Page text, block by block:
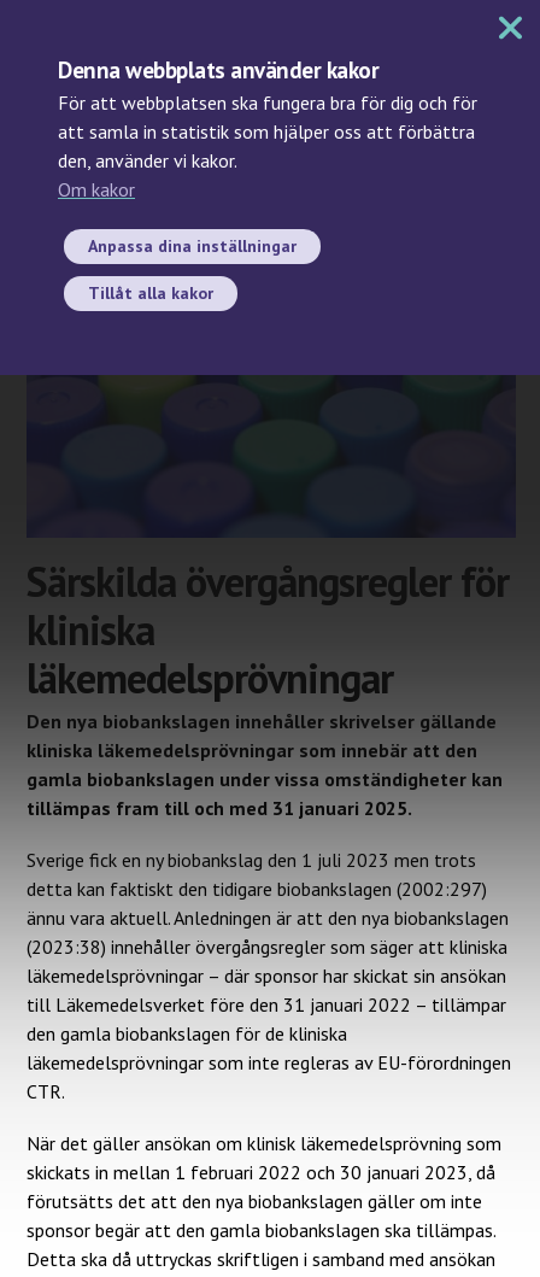
Denna webbplats använder kakor
För att webbplatsen ska fungera bra för dig och för
att samla in statistik som hjälper oss att förbättra
den, använder vi kakor.
Om kakor
Anpassa dina inställningar
Tillåt alla kakor
2023-10-03
Särskilda övergångsregler för
kliniska
läkemedelsprövningar
Den nya biobankslagen innehåller skrivelser gällande
kliniska läkemedelsprövningar som innebär att den
gamla biobankslagen under vissa omständigheter kan
tillämpas fram till och med 31 januari 2025.
Sverige fick en ny biobankslag den 1 juli 2023 men trots
detta kan faktiskt den tidigare biobankslagen (2002:297)
ännu vara aktuell. Anledningen är att den nya biobankslagen
(2023:38) innehåller övergångsregler som säger att kliniska
läkemedelsprövningar – där sponsor har skickat sin ansökan
till Läkemedelsverket före den 31 januari 2022 – tillämpar
den gamla biobankslagen för de kliniska
läkemedelsprövningar som inte regleras av EU-förordningen
CTR.
När det gäller ansökan om klinisk läkemedelsprövning som
skickats in mellan 1 februari 2022 och 30 januari 2023, då
förutsätts det att den nya biobankslagen gäller om inte
sponsor begär att den gamla biobankslagen ska tillämpas.
Detta ska då uttryckas skriftligen i samband med ansökan